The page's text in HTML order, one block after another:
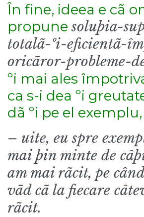
În fine, ideea e cã
propunesoluþia-
totalã-ºi-eficientã-
oricãror-probleme-
ºi mai ales
ca s-i dea ºi
dã ºi pe el
– uite, eu spre
mai þin minte de
am mai rãcit, pe
vãd cã la fiecare
rãcit.